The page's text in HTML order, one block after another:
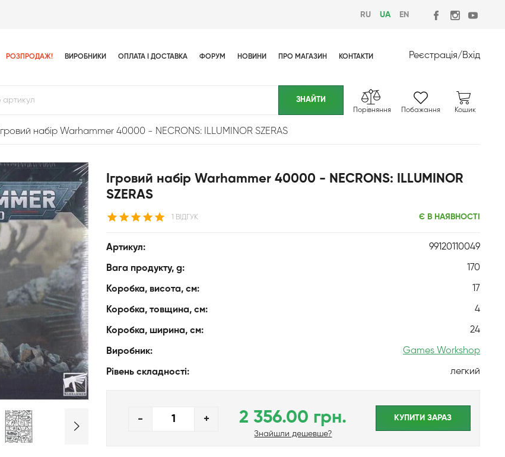
RU UA EN
РОЗПРОДАЖ! ВИРОБНИКИ ОПЛАТА І ДОСТАВКА ФОРУМ НОВИНИ ПРО МАГАЗИН КОНТАКТИ Реєстрація/Вхід
Порівняння Побажання Кошик
Ігровий набір Warhammer 40000 - NECRONS: ILLUMINOR SZERAS
Ігровий набір Warhammer 40000 - NECRONS: ILLUMINOR
SZERAS
1 ВІДГУК Є В НАЯВНОСТІ
Артикул: 99120110049
Вага продукту, g: 170
Коробка, висота, см: 17
Коробка, товщина, см: 4
Коробка, ширина, см: 24
Виробник: Games Workshop
Рівень складності: легкий
- + 2 356.00 грн.
Знайшли дешевше?
КУПИТИ ЗАРАЗ